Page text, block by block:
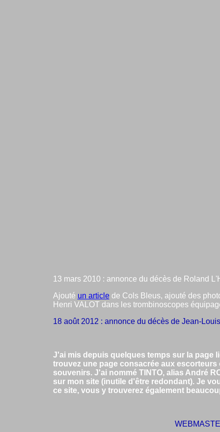
13 mars 2010 : annonce du décès de Roland
Ajouté un articlede Cols Bleus, ajouté des
Henri VALOT dans les trombinoscopes
18 août 2012 : annonce du décès de Jean-
J'ai mis depuis quelques temps sur la page
trouvez une page consacrée aux
souvenirs. J'ai nommé TINTO, alias André
sur mon site (inutile d'être redondant). Je
ce site, vous y trouverez également